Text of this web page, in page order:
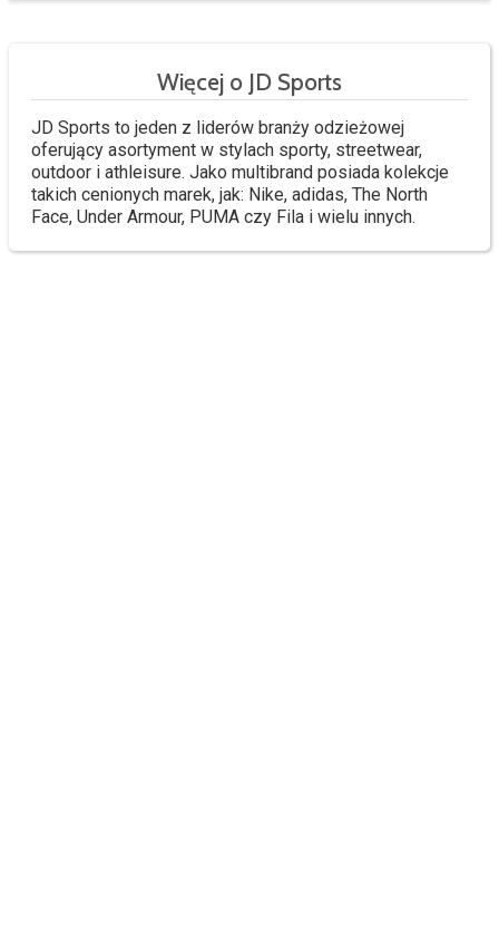
Więcej o JD Sports
JD Sports to jeden z liderów branży odzieżowej
oferujący asortyment w stylach sporty, streetwear,
outdoor i athleisure. Jako multibrand posiada kolekcje
takich cenionych marek, jak: Nike, adidas, The North
Face, Under Armour, PUMA czy Fila i wielu innych.